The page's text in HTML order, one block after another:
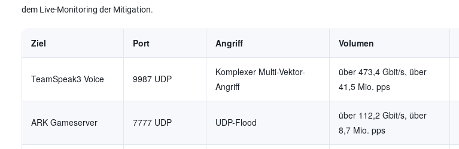
dem Live-Monitoring der Mitigation.
Ziel Port Angriff Volumen
TeamSpeak3 Voice 9987 UDP
Komplexer Multi-Vektor-
Angriff
über 473,4 Gbit/s, über
41,5 Mio. pps
ARK Gameserver 7777 UDP UDP-Flood
über 112,2 Gbit/s, über
8,7 Mio. pps